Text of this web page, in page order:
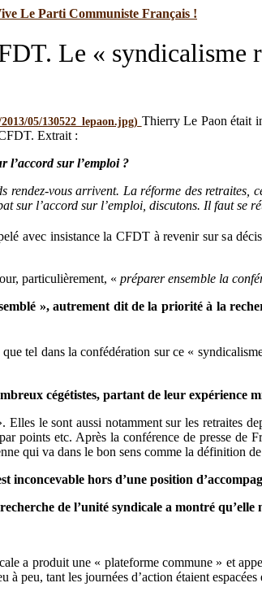
Le Parti Communiste Français !
Le « syndicalisme
Thierry Le Paon était
Extrait :
l’accord sur l’emploi ?
vous arrivent. La réforme des retraites,
sur l’accord sur l’emploi, discutons. Il faut se
avec insistance la CFDT à revenir sur sa
particulièrement, « préparer ensemble la
», autrement dit de la priorité à la
tel dans la confédération sur ce «
cégétistes, partant de leur expérience
le sont aussi notamment sur les retraites
points etc. Après la conférence de presse
qui va dans le bon sens comme la définition
hors d’une position
de l’unité syndicale a montré
a produit une « plateforme commune » et
peu, tant les journées d’action étaient